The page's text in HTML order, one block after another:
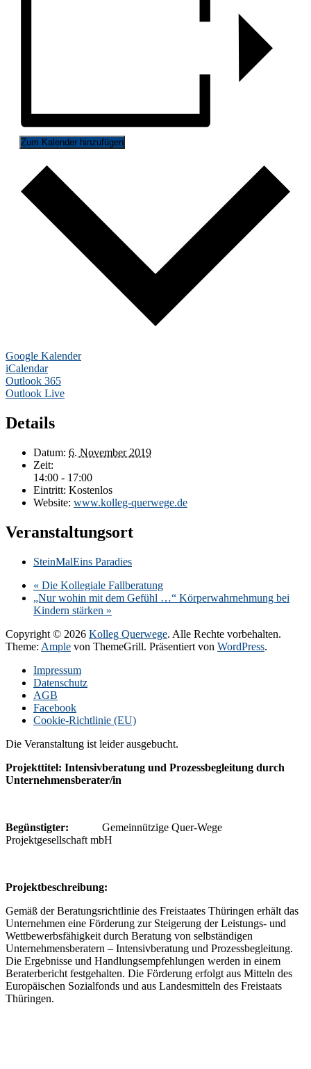
Zum Kalender hinzufügen
Google Kalender
iCalendar
Outlook 365
Outlook Live
Details
Datum: 6. November 2019
Zeit:
14:00 - 17:00
Eintritt: Kostenlos
Website: www.kolleg-querwege.de
Veranstaltungsort
SteinMalEins Paradies
« Die Kollegiale Fallberatung
„Nur wohin mit dem Gefühl …“ Körperwahrnehmung bei
Kindern stärken »
Copyright © 2026 Kolleg Querwege. Alle Rechte vorbehalten.
Theme: Ample von ThemeGrill. Präsentiert von WordPress.
Impressum
Datenschutz
AGB
Facebook
Cookie-Richtlinie (EU)
Die Veranstaltung ist leider ausgebucht.
Projekttitel: Intensivberatung und Prozessbegleitung durch
Unternehmensberater/in
Begünstigter: Gemeinnützige Quer-Wege
Projektgesellschaft mbH
Projektbeschreibung:
Gemäß der Beratungsrichtlinie des Freistaates Thüringen erhält das
Unternehmen eine Förderung zur Steigerung der Leistungs- und
Wettbewerbsfähigkeit durch Beratung von selbständigen
Unternehmensberatern – Intensivberatung und Prozessbegleitung.
Die Ergebnisse und Handlungsempfehlungen werden in einem
Beraterbericht festgehalten. Die Förderung erfolgt aus Mitteln des
Europäischen Sozialfonds und aus Landesmitteln des Freistaats
Thüringen.